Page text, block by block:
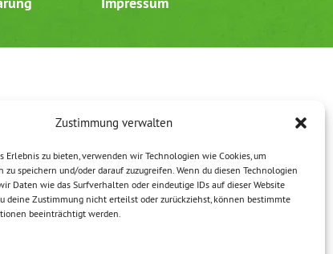
Zustimmung verwalten
Erlebnis zu bieten, verwenden wir Technologien wie Cookies, um
speichern und/oder darauf zuzugreifen. Wenn du diesen Technologien
Daten wie das Surfverhalten oder eindeutige IDs auf dieser Website
deine Zustimmung nicht erteilst oder zurückziehst, können bestimmte
beeinträchtigt werden.